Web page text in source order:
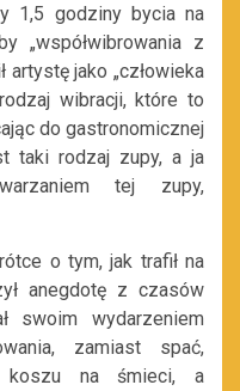
1,5 godziny bycia na
„współwibrowania z
artystę jako „człowieka
wibracji, które to
do gastronomicznej
taki rodzaj zupy, a ja
tej zupy,
o tym, jak trafił na
anegdotę z czasów
swoim wydarzeniem
zamiast spać,
koszu na śmieci, a